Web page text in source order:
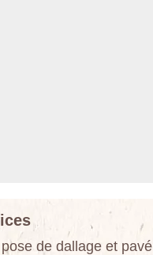
de dallage et pavé